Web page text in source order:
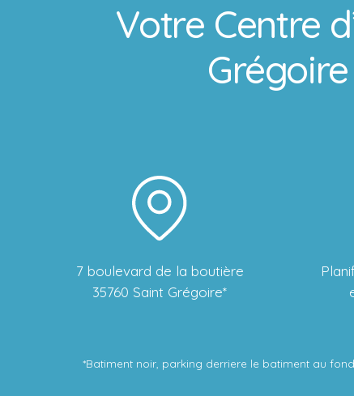
Votre Centre
7 boulevard de la boutière
35760 Saint Grégoire*
*Batiment noir, parking derriere le batiment au